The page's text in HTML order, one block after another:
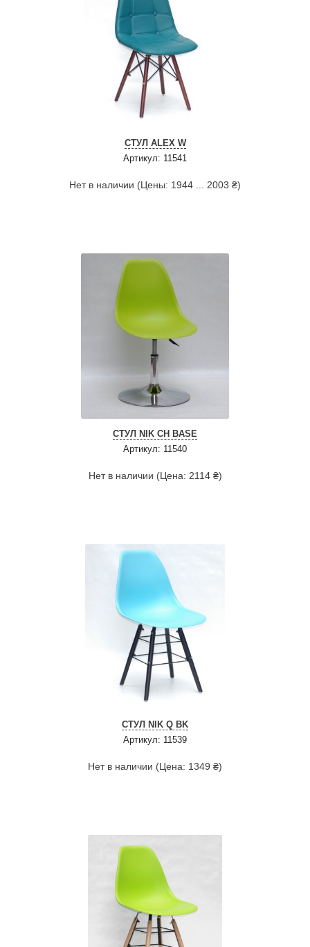
СТУЛ ALEX W
Артикул: 11541
Нет в наличии (Цены: 1944 ... 2003 ₴)
СТУЛ NIK CH BASE
Артикул: 11540
Нет в наличии (Цена: 2114 ₴)
СТУЛ NIK Q BK
Артикул: 11539
Нет в наличии (Цена: 1349 ₴)